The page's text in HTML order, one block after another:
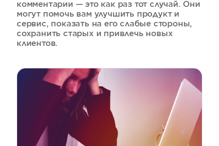
комментарии — это как раз тот случай. Они
могут помочь вам улучшить продукт и
сервис, показать на его слабые стороны,
сохранить старых и привлечь новых
клиентов.